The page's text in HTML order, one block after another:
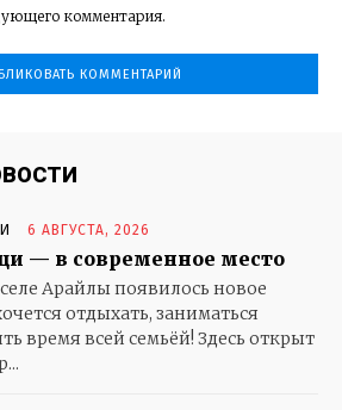
комментария.
6 АВГУСТА, 2026
— в современное место
Арайлы появилось новое
отдыхать, заниматься
время всей семьёй! Здесь открыт